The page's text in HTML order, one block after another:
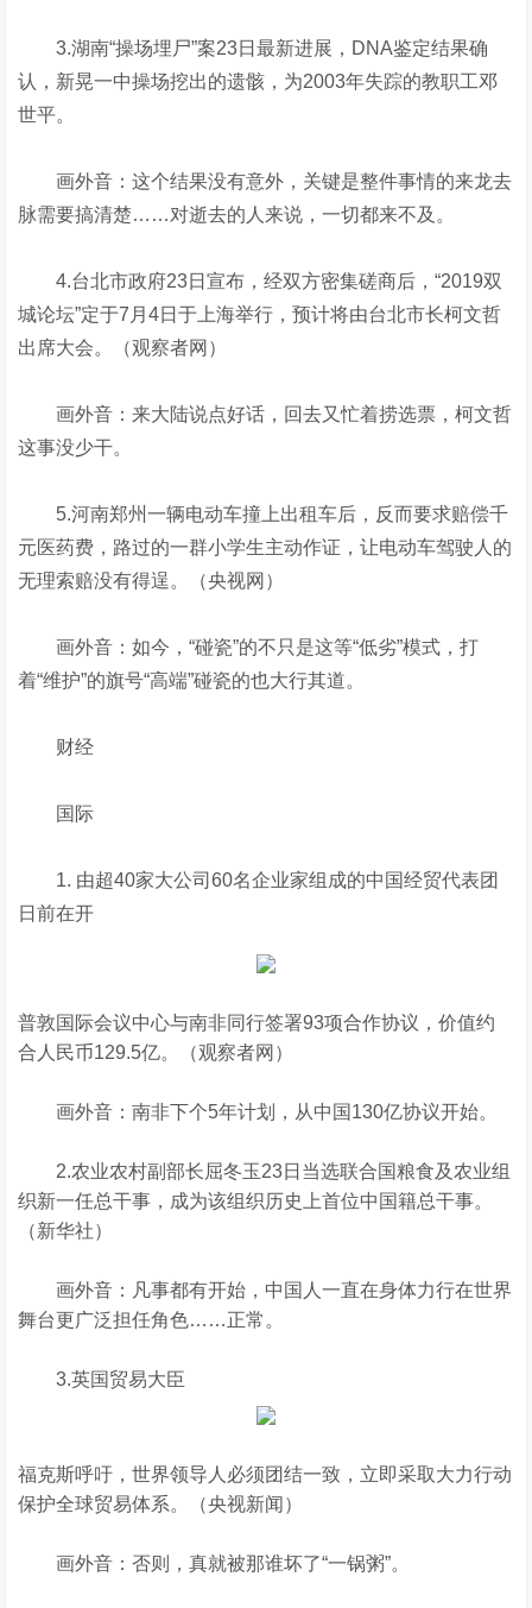
3.湖南“操场埋尸”案23日最新进展，DNA鉴定结果确
认，新晃一中操场挖出的遗骸，为2003年失踪的教职工邓
世平。
画外音：这个结果没有意外，关键是整件事情的来龙去
脉需要搞清楚……对逝去的人来说，一切都来不及。
4.台北市政府23日宣布，经双方密集磋商后，“2019双
城论坛”定于7月4日于上海举行，预计将由台北市长柯文哲
出席大会。（观察者网）
画外音：来大陆说点好话，回去又忙着捞选票，柯文哲
这事没少干。
5.河南郑州一辆电动车撞上出租车后，反而要求赔偿千
元医药费，路过的一群小学生主动作证，让电动车驾驶人的
无理索赔没有得逞。（央视网）
画外音：如今，“碰瓷”的不只是这等“低劣”模式，打
着“维护”的旗号“高端”碰瓷的也大行其道。
财经
国际
1. 由超40家大公司60名企业家组成的中国经贸代表团
日前在开
普敦国际会议中心与南非同行签署93项合作协议，价值约
合人民币129.5亿。（观察者网）
画外音：南非下个5年计划，从中国130亿协议开始。
2.农业农村副部长屈冬玉23日当选联合国粮食及农业组
织新一任总干事，成为该组织历史上首位中国籍总干事。
（新华社）
画外音：凡事都有开始，中国人一直在身体力行在世界
舞台更广泛担任角色……正常。
3.英国贸易大臣
福克斯呼吁，世界领导人必须团结一致，立即采取大力行动
保护全球贸易体系。（央视新闻）
画外音：否则，真就被那谁坏了“一锅粥”。